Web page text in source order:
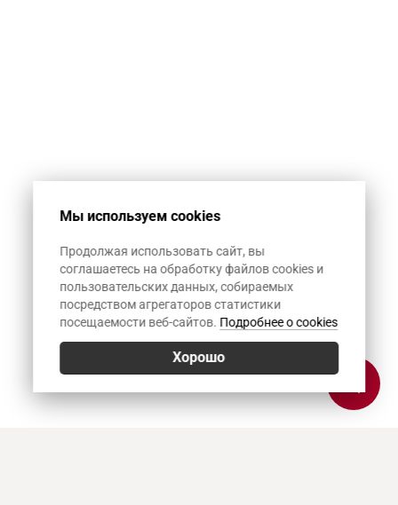
Мы используем cookies
Продолжая использовать сайт, вы
соглашаетесь на обработку файлов cookies и
пользовательских данных, собираемых
посредством агрегаторов статистики
посещаемости веб-сайтов. Подробнее о cookies
Хорошо